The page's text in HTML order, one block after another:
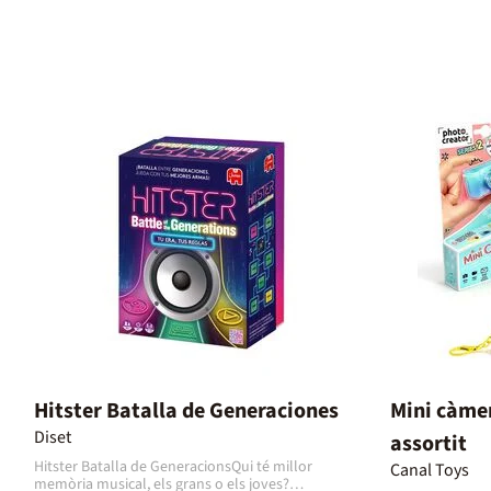
Hitster Batalla de Generaciones
Diset
Hitster Batalla de GeneracionsQui té millor
memòria musical, els grans o els joves?
Mini
assortit
Canal Toys